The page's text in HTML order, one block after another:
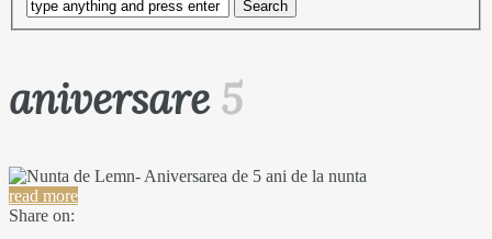
aniversare5
read more
Share on: